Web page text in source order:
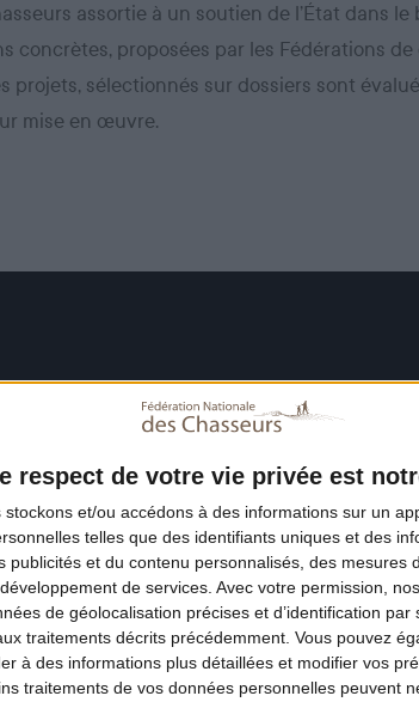
respect de votre vie privée est
stockons et/ou accédons à des informations sur un
telles que des identifiants uniques et des
publicités et du contenu personnalisés, des mesures
de services. Avec votre permission,
de géolocalisation précises et d’identification
traitements décrits précédemment. Vous pouvez
à des informations plus détaillées et modifier vos
traitements de vos données personnelles peuvent
assortie à un soutien de l’État dans
concrètes, proposées par les Fédérations
projets, sélectionnés sur dossiers sont
mise en œuvre.